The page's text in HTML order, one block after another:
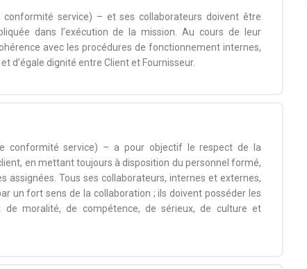
conformité service) – et ses collaborateurs doivent être
dans l’exécution de la mission. Au cours de leur
avec les procédures de fonctionnement internes,
d’égale dignité entre Client et Fournisseur.
conformité service) – a pour objectif le respect de la
en mettant toujours à disposition du personnel formé,
Tous ses collaborateurs, internes et externes,
un fort sens de la collaboration ; ils doivent posséder les
de moralité, de compétence, de sérieux, de culture et